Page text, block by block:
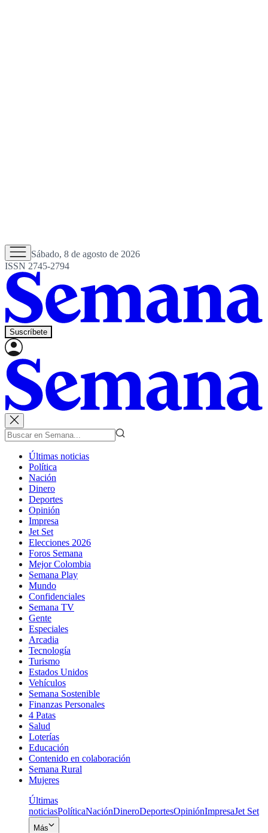
Sábado, 8 de agosto de 2026
ISSN 2745-2794
Suscríbete
Últimas noticias
Política
Nación
Dinero
Deportes
Opinión
Impresa
Jet Set
Elecciones 2026
Foros Semana
Mejor Colombia
Semana Play
Mundo
Confidenciales
Semana TV
Gente
Especiales
Arcadia
Tecnología
Turismo
Estados Unidos
Vehículos
Semana Sostenible
Finanzas Personales
4 Patas
Salud
Loterías
Educación
Contenido en colaboración
Semana Rural
Mujeres
Últimas
noticiasPolíticaNaciónDineroDeportesOpiniónImpresaJet Set
Más